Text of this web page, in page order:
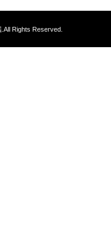
.All Rights Reserved.